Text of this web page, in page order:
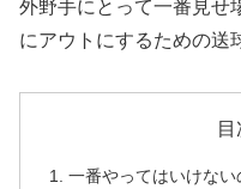
外野手にとって一番見せ
にアウトにするための送
目
一番やってはいけな